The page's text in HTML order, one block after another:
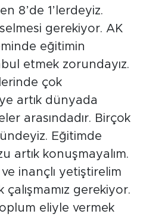
8’de 1’lerdeyiz.
gerekiyor. AK
eğitimin
etmek zorundayız.
çok
artık dünyada
arasındadır. Birçok
Eğitimde
artık konuşmayalım.
ve inançlı yetiştirelim
gerekiyor.
eliyle vermek